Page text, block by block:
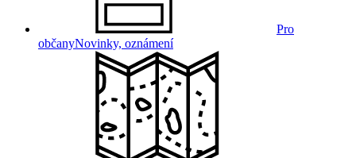
Pro
občanyNovinky, oznámení